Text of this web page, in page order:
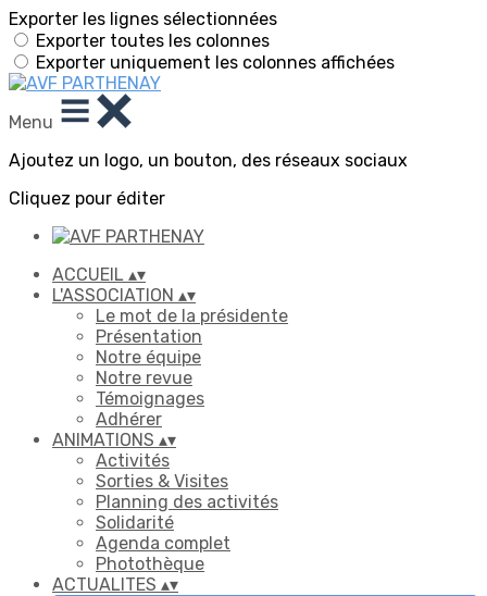
Exporter les lignes sélectionnées
Exporter toutes les colonnes
Exporter uniquement les colonnes affichées
Menu
Ajoutez un logo, un bouton, des réseaux sociaux
Cliquez pour éditer
ACCUEIL ▴▾
L'ASSOCIATION ▴▾
Le mot de la présidente
Présentation
Notre équipe
Notre revue
Témoignages
Adhérer
ANIMATIONS ▴▾
Activités
Sorties & Visites
Planning des activités
Solidarité
Agenda complet
Photothèque
ACTUALITES ▴▾